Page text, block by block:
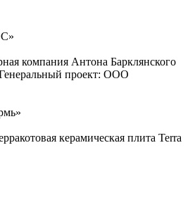
компания Антона Барклянского
проект: ООО
керамическая плита Terra